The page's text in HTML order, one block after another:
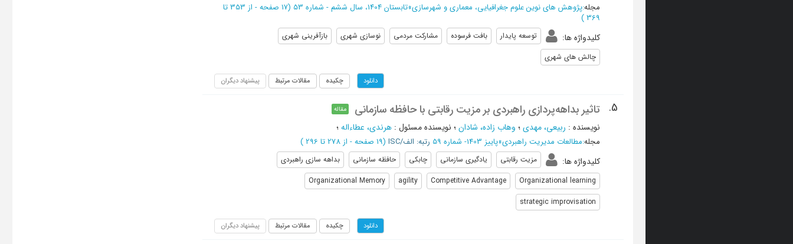
مجله:پژوهش های نوین علوم جغرافیایی، معماری و شهرسازی»تابستان 1404، سال ششم - شماره 53 (‎17 صفحه -
از 353 تا
369
)
کلیدواژه ها: توسعه پایدار بافت فرسوده مشارکت مردمی نوسازی شهری
بازآفرینی شهری
چالش های شهری
دانلود چکیده مقالات مرتبط پیشنهاد دیگران
5. تاثیر بداهه‌پردازی راهبردی بر مزیت رقابتی با حافظه سازمانی مقاله
نویسنده : ربیعی، مهدی؛ وهاب زاده، شادان؛ نویسنده مسئول : هرندی، عطاءاله؛
مجله:مطالعات مدیریت راهبردی»پاییز 1403- شماره 59 رتبه: الف/ISC (‎19 صفحه - از 278 تا 296 )
کلیدواژه ها: مزیت رقابتی یادگیری سازمانی چابکی حافظه سازمانی
بداهه سازی راهبردی
Organizational learning
Competitive Advantage
agility
Organizational Memory
strategic improvisation
دانلود چکیده مقالات مرتبط پیشنهاد دیگران